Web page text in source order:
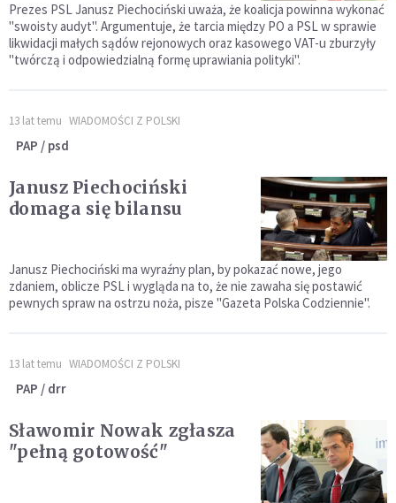
Prezes PSL Janusz Piechociński uważa, że koalicja powinna wykonać
"swoisty audyt". Argumentuje, że tarcia między PO a PSL w sprawie
likwidacji małych sądów rejonowych oraz kasowego VAT-u zburzyły
"twórczą i odpowiedzialną formę uprawiania polityki".
13 lat temu WIADOMOŚCI Z POLSKI
PAP / psd
Janusz Piechociński
domaga się bilansu
Janusz Piechociński ma wyraźny plan, by pokazać nowe, jego
zdaniem, oblicze PSL i wygląda na to, że nie zawaha się postawić
pewnych spraw na ostrzu noża, pisze "Gazeta Polska Codziennie".
13 lat temu WIADOMOŚCI Z POLSKI
PAP / drr
Sławomir Nowak zgłasza
"pełną gotowość"